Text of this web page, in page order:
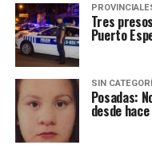
Tres
Puerto
SIN
Posadas:
desde